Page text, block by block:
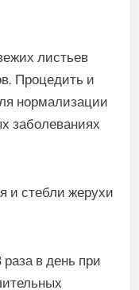
листьев
Процедить и
нормализации
заболеваниях
и стебли жерухи
в день при